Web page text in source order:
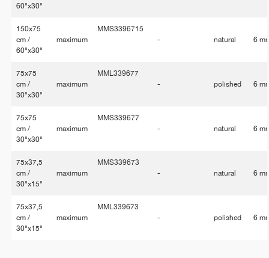
60"x30"
150x75
cm /
60"x30"
maximum
MMS3396715
-
natural 6
75x75
cm /
30"x30"
maximum
MML339677
-
polished 6
75x75
cm /
30"x30"
maximum
MMS339677
-
natural 6
75x37,5
cm /
30"x15"
maximum
MMS339673
-
natural 6
75x37,5
cm /
30"x15"
maximum
MML339673
-
polished 6